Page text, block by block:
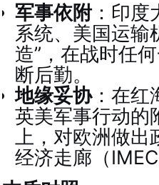
军事依附：印度
系统、美国运输
造”，在战时任
断后勤。
地缘妥协：在红
英美军事行动的
上，对欧洲做
经济走廊（